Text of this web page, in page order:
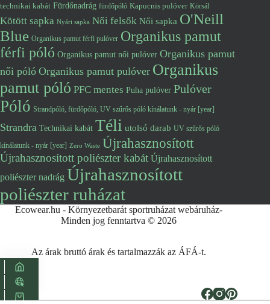
technikai kabát Fürdőnadrág fürdőpóló Kapucnis pulóver Körsál
Kötött sapka Nyári sapka Női felsők Női sapka O'Neill
Blue Organikus pamut férfi pulóver Organikus pamut
férfi póló Organikus pamut női pulóver Organikus pamut
női póló Organikus pamut pulóver Organikus
pamut póló PFC mentes Puha pulóver Pulóver
Póló Strandpóló, fürdőpóló, UV szűrős póló kínálatunk - nyár [year]
Strandra Technikai kabát Téli utolsó darab UV szűrős póló
kínálatunk - nyár [year] Zero Waste Újrahasznosított
Újrahasznosított poliészter kabát Újrahasznosított
poliészter nadrág Újrahasznosított
poliészter ruházat
Ecowear.hu - Környezetbarát sportruházat webáruház-
Minden jog fenntartva © 2026
Az árak bruttó árak és tartalmazzák az ÁFÁ-t.